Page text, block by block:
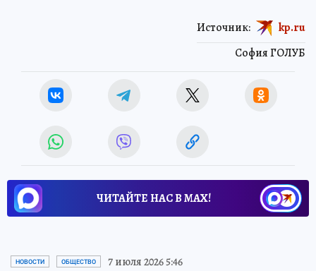
София ГОЛУБ
Источник: kp.ru
ЧИТАЙТЕ НАС В МАХ!
НОВОСТИ ОБЩЕСТВО 7 июля 2026 5:46